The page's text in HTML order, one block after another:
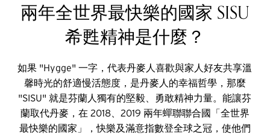
兩年全世界最快樂的國家 SISU
希甦精神是什麼？
如果 "Hygge" 一字，代表丹麥人喜歡與家人好友共享溫
馨時光的舒適慢活態度，是丹麥人的幸福哲學，那麼
"SISU" 就是芬蘭人獨有的堅毅、勇敢精神力量。能讓芬
蘭取代丹麥，在 2018、2019 兩年蟬聯聯合國「全世界
最快樂的國家」，快樂及滿意指數登全球之冠，使他們